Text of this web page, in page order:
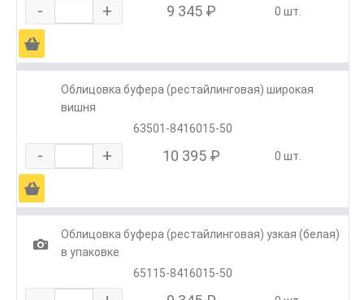
- + 9 345 ₽ 0 шт.
Ä
Облицовка буфера (рестайлинговая) широкая
вишня
63501-8416015-50
- + 10 395 ₽ 0 шт.
Ä
1
Облицовка буфера (рестайлинговая) узкая (белая)
в упаковке
65115-8416015-50